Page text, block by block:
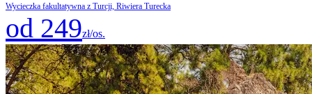
Wycieczka fakultatywna z Turcji, Riwiera Turecka
od 249zł/os.